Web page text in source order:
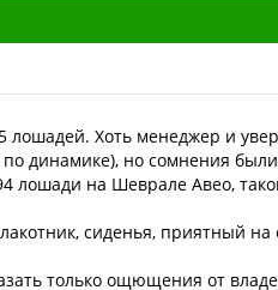
Хоть менеджер и
динамике), но сомнения
лошади на Шеврале Авео,
сиденья, приятный
только ощющения от